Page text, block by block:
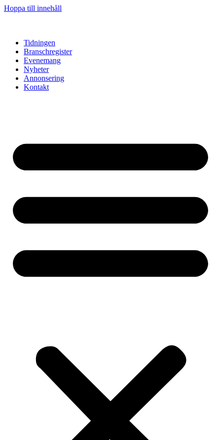
Hoppa till innehåll
Tidningen
Branschregister
Evenemang
Nyheter
Annonsering
Kontakt